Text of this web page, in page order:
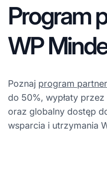
Program
WP
Poznaj program
do 50%, wypłaty
oraz globalny dostęp
wsparcia i utrzymania